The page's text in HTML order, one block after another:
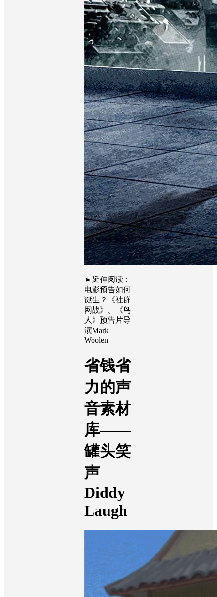
►延伸阅读：
电影预告如何
诞生？《社群
网战》、《鸟
人》预告片导
演Mark
Woolen
省钱省
力的声
音素材
库——
罐头笑
声
Diddy
Laugh